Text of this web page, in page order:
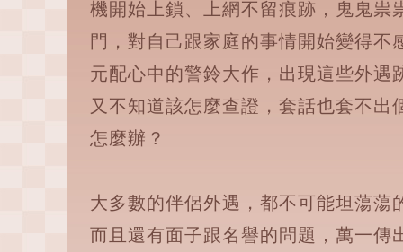
機開始上鎖、上網不留痕跡，鬼鬼祟
門，對自己跟家庭的事情開始變得
元配心中的警鈴大作，出現這些外
又不知道該怎麼查證，套話也套不
怎麼辦？
大多數的伴侶外遇，都不可能坦蕩
而且還有面子跟名譽的問題，萬一傳